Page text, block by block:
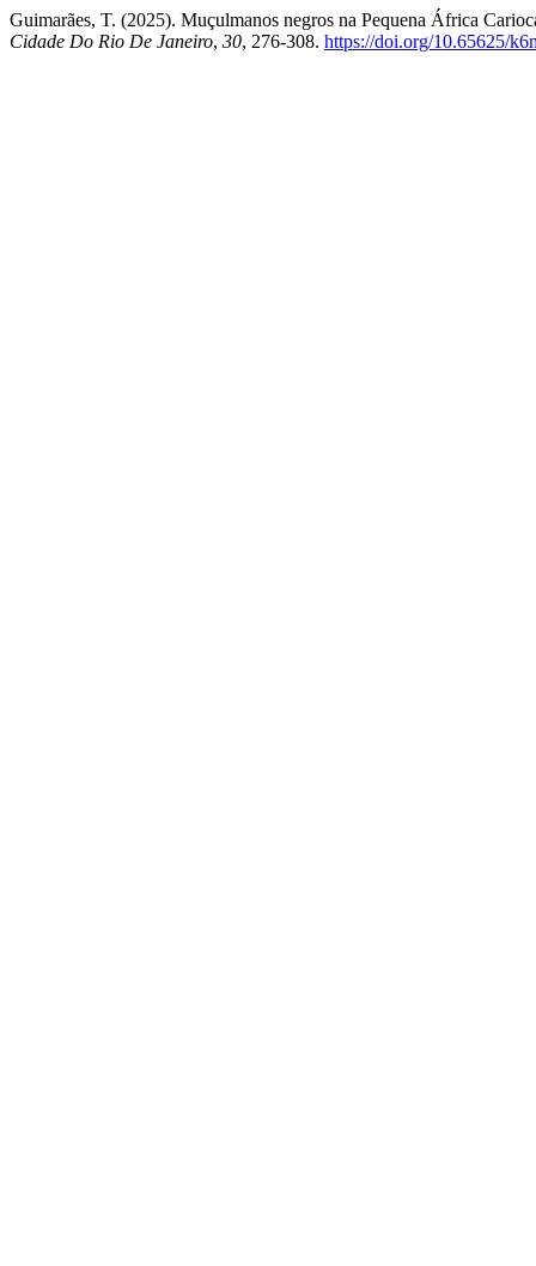
Guimarães, T. (2025). Muçulmanos negros na Pequena África
Cidade Do Rio De Janeiro, 30, 276-308. https://doi.org/10.65625/